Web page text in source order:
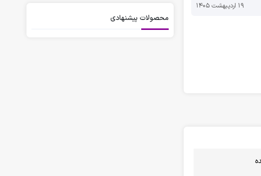
19 اردیبهشت 1405
محصولات پیشنهادی